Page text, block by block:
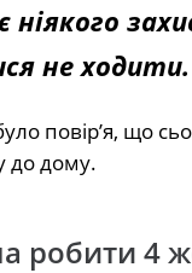
ніякого
не ходити.
повір’я, що
до дому.
робити 4